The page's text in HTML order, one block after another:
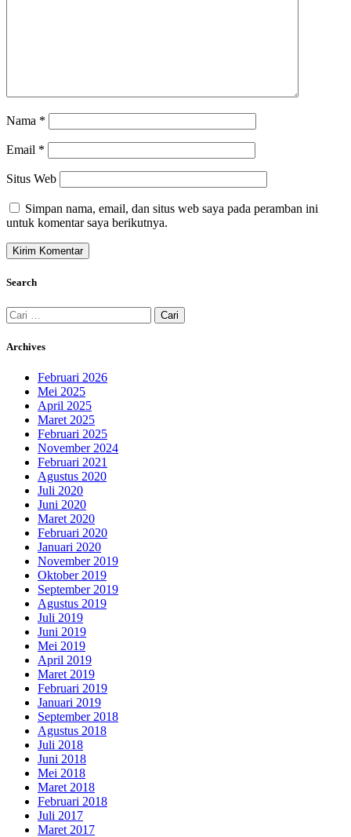
Nama *
Email *
Situs Web
Simpan nama, email, dan situs web saya pada peramban ini
untuk komentar saya berikutnya.
Search
Cari
untuk:
Archives
Februari 2026
Mei 2025
April 2025
Maret 2025
Februari 2025
November 2024
Februari 2021
Agustus 2020
Juli 2020
Juni 2020
Maret 2020
Februari 2020
Januari 2020
November 2019
Oktober 2019
September 2019
Agustus 2019
Juli 2019
Juni 2019
Mei 2019
April 2019
Maret 2019
Februari 2019
Januari 2019
September 2018
Agustus 2018
Juli 2018
Juni 2018
Mei 2018
Maret 2018
Februari 2018
Juli 2017
Maret 2017